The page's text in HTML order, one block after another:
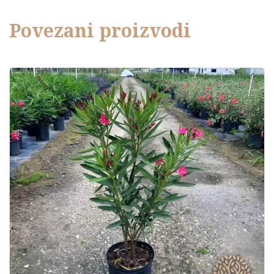
Povezani proizvodi